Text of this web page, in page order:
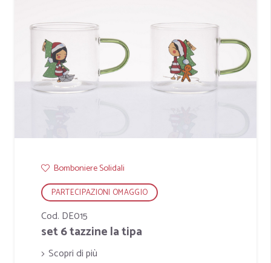
Bomboniere Solidali
PARTECIPAZIONI OMAGGIO
Cod. DE015
set 6 tazzine la tipa
Scopri di più